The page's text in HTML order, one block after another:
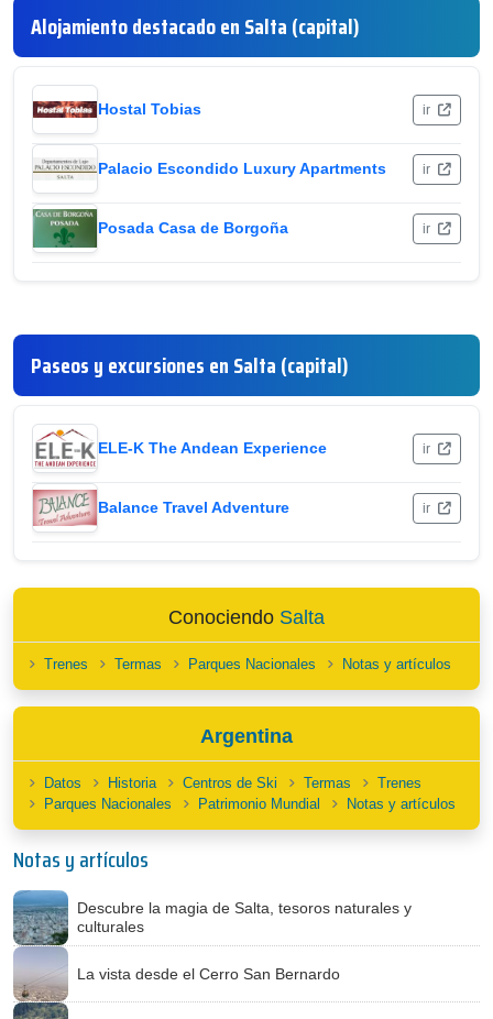
Alojamiento destacado en Salta (capital)
Hostal Tobias ir
Palacio Escondido Luxury Apartments ir
Posada Casa de Borgoña ir
Paseos y excursiones en Salta (capital)
ELE-K The Andean Experience ir
Balance Travel Adventure ir
Conociendo Salta
Trenes Termas Parques Nacionales Notas y artículos
Argentina
Datos Historia Centros de Ski Termas
Trenes
Parques Nacionales
Patrimonio Mundial Notas y artículos
Notas y artículos
Descubre la magia de Salta, tesoros naturales y
culturales
La vista desde el Cerro San Bernardo